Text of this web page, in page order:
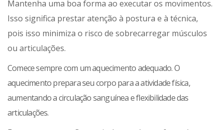
Mantenha uma boa forma ao executar os movimentos.
Isso significa prestar atenção à postura e à técnica,
pois isso minimiza o risco de sobrecarregar músculos
ou articulações.
Comece sempre com um aquecimento adequado. O
aquecimento prepara seu corpo para a atividade física,
aumentando a circulação sanguínea e flexibilidade das
articulações.